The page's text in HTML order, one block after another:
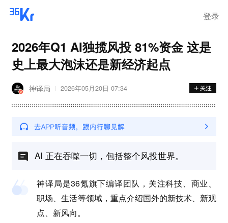
登录
2026年Q1 AI独揽风投 81%资金 这是
史上最大泡沫还是新经济起点
神译局 2026年05月20日 07:34
AI 正在吞噬一切，包括整个风投世界。
神译局是36氪旗下编译团队，关注科技、商业、
职场、生活等领域，重点介绍国外的新技术、新观
点、新风向。